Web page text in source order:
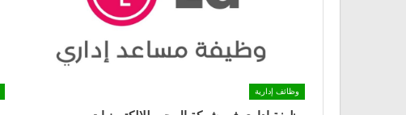
وظائف إدارية